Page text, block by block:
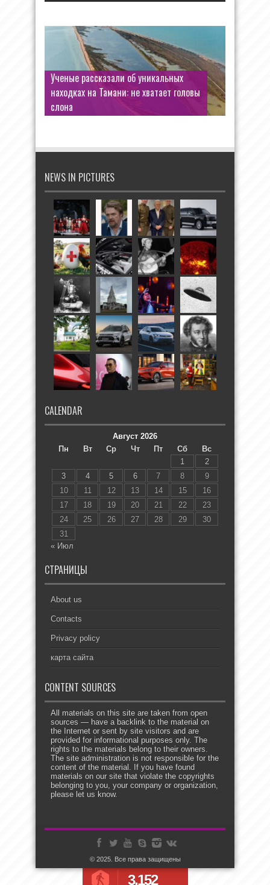
Ученые рассказали об уникальных
находках на Тамани: не хватает головы
слона
NEWS IN PICTURES
CALENDAR
Август 2026
Пн
Вт Ср Чт Пт Сб
Вс
1
2
3
4 5 6 7 8
9
10
11 12 13 14 15
16
17
18 19 20 21 22
23
24
25 26 27 28 29
30
31
« Июл
СТРАНИЦЫ
About us
Contacts
Privacy policy
карта сайта
CONTENT SOURCES
All materials on this site are taken from open
sources — have a backlink to the material on
the Internet or sent by site visitors and are
provided for informational purposes only. The
rights to the materials belong to their owners.
The site administration is not responsible for the
content of the material. If you have found
materials on our site that violate the copyrights
belonging to you, your company or organization,
please let us know.
© 2025. Все права защищены
3,152